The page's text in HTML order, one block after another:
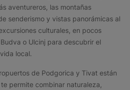
aventureros, las montañas
senderismo y vistas panorámicas al
culturales, en pocos
o Ulcinj para descubrir el
local.
de Podgorica y Tivat están
permite combinar naturaleza,